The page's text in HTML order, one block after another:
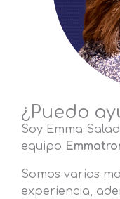
¿Puedo
Soy Emma
equipo
Somos varias
experiencia,